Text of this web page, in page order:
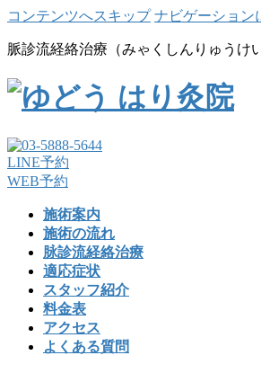
コンテンツへスキップ ナビゲーション
脈診流経絡治療（みゃくしんりゅうけ
LINE予約
WEB予約
施術案内
施術の流れ
脉診流経絡治療
適応症状
スタッフ紹介
料金表
アクセス
よくある質問